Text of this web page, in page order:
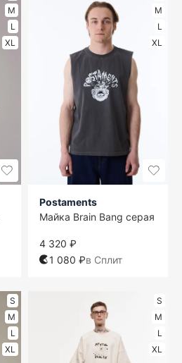
M
L
XL
M
L
XL
Postaments
Майка Brain Bang серая
4 320 ₽
1 080 ₽в Сплит
S
M
L
XL
S
M
L
XL